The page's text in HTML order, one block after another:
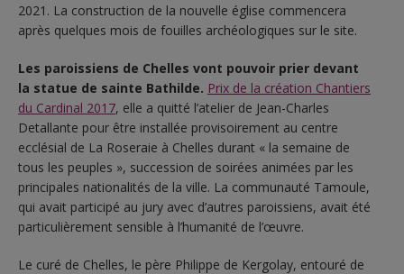
2021. La construction de la nouvelle église commencera
après quelques mois de fouilles archéologiques sur le site.
Les paroissiens de Chelles vont pouvoir prier devant
la statue de sainte Bathilde. Prix de la création Chantiers
du Cardinal 2017, elle a quitté l’atelier de Jean-Charles
Detallante pour être installée provisoirement au centre
ecclésial de La Roseraie à Chelles durant « la semaine de
tous les peuples », succession de soirées animées par les
principales nationalités de la ville. La communauté Tamoule,
qui avait participé au jury avec d’autres paroissiens, avait été
particulièrement sensible à l’humanité de l’œuvre.
Le curé de Chelles, le père Philippe de Kergolay, entouré de